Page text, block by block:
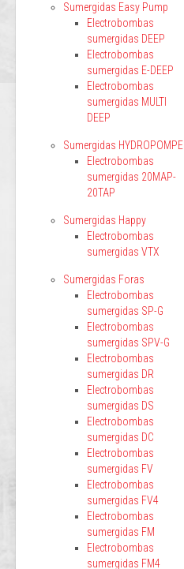
Sumergidas Easy Pump
Electrobombas
sumergidas DEEP
Electrobombas
sumergidas E-DEEP
Electrobombas
sumergidas MULTI
DEEP
Sumergidas HYDROPOMPE
Electrobombas
sumergidas 20MAP-
20TAP
Sumergidas Happy
Electrobombas
sumergidas VTX
Sumergidas Foras
Electrobombas
sumergidas SP-G
Electrobombas
sumergidas SPV-G
Electrobombas
sumergidas DR
Electrobombas
sumergidas DS
Electrobombas
sumergidas DC
Electrobombas
sumergidas FV
Electrobombas
sumergidas FV4
Electrobombas
sumergidas FM
Electrobombas
sumergidas FM4